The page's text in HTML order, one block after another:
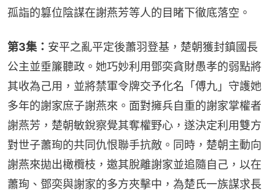
孤詣的篡位陰謀在謝燕芳等人的目睹下徹底落空。
第3集： 安平之亂平定後蕭羽登基，楚朝獲封鎮國長
公主並垂簾聽政。她巧妙利用鄧奕貪財愚孝的弱點將
其收為己用，並將禁軍令牌交予化名「傅九」守護她
多年的謝家庶子謝燕來。面對擁兵自重的謝家掌權者
謝燕芳，楚朝敏銳察覺其奪權野心，遂決定利用雙方
對世子蕭珣的共同仇恨聯手抗敵。同時，楚朝主動向
謝燕來拋出橄欖枝，邀其脫離謝家並追隨自己，以在
蕭珣、鄧奕與謝家的多方夾擊中，為楚氏一族謀求長